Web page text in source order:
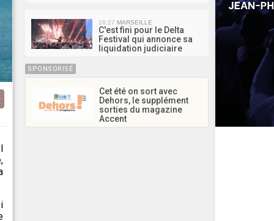
16:27 MARSEILLE
C'est fini pour le Delta
Festival qui annonce sa
liquidation judiciaire
SPONSORISÉ
Cet été on sort avec
Dehors, le supplément
sorties du magazine
Accent